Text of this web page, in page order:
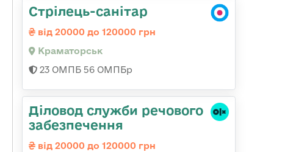
Стрілець-санітар
від 20000 до 120000 грн
Краматорськ
23 ОМПБ 56 ОМПБр
Діловод служби речового
забезпечення
від 20000 до 120000 грн